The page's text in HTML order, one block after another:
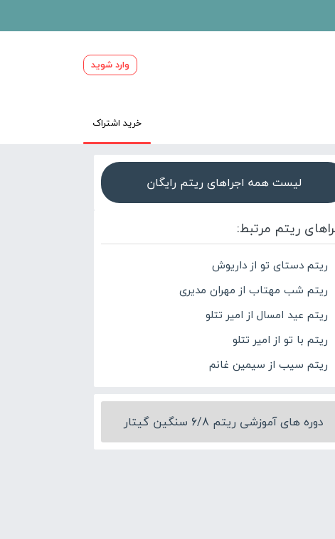
وارد شوید
خرید اشتراک
لیست همه اجراهای ریتم رایگان
ریتم مرتبط:
ریتم دستای تو از داریوش
ریتم شب مهتاب از مهران مدیری
ریتم عید امسال از امیر تتلو
ریتم با تو از امیر تتلو
ریتم سیب از سیمین غانم
دوره های آموزشی ریتم 6/8 سنگین گیتار